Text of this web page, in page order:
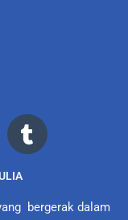
bergerak dalam